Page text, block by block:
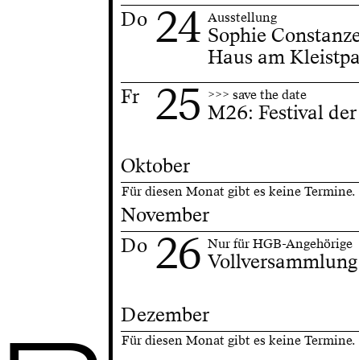
Do 24 Ausstellung
Sophie
Haus am
Fr 25 >>> save the date
M26: Festival
Oktober
Für diesen Monat gibt es keine
November
Do 26 Nur für HGB-Angehörige
Vollversammlung
Dezember
Für diesen Monat gibt es keine